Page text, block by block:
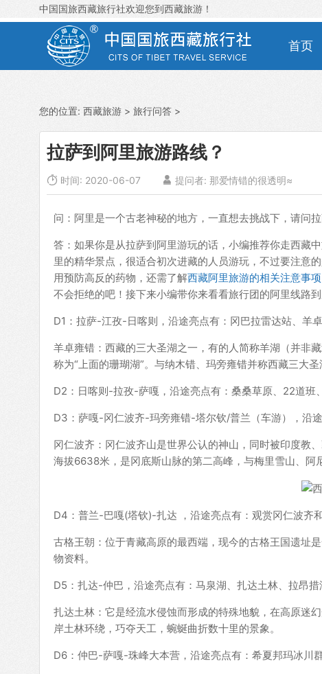
中国国旅西藏旅行社欢迎您到西藏旅游！
首页
您的位置: 西藏旅游 > 旅行问答 >
拉萨到阿里旅游路线？
 时间: 2020-06-07  提问者: 那爱情错的很透明≈
问：阿里是一个古老神秘的地方，一直想去挑战下，请问
答：如果你是从拉萨到阿里游玩的话，小编推荐你走西藏
里的精华景点，很适合初次进藏的人员游玩，不过要注意
用预防高反的药物，还需了解西藏阿里旅游的相关注意事项
不会拒绝的吧！接下来小编带你来看看旅行团的阿里线路
D1：拉萨-江孜-日喀则，沿途亮点有：冈巴拉雷达站、羊卓
羊卓雍错：西藏的三大圣湖之一，有的人简称羊湖（并非
称为“上面的珊瑚湖”。与纳木错、玛旁雍错并称西藏三大
D2：日喀则-拉孜-萨嘎，沿途亮点有：桑桑草原、22道班
D3：萨嘎-冈仁波齐-玛旁雍错-塔尔钦/普兰（车游），沿途
冈仁波齐：冈仁波齐山是世界公认的神山，同时被印度教
海拔6638米，是冈底斯山脉的第二高峰，与梅里雪山、阿
D4：普兰-巴嘎(塔钦)-扎达 ，沿途亮点有：观赏冈仁波齐
古格王朝：位于青藏高原的最西端，现今的古格王国遗址
物资料。
D5：扎达-仲巴，沿途亮点有：马泉湖、扎达土林、拉昂措
扎达土林：它是经流水侵蚀而形成的特殊地貌，在高原迷
岸土林环绕，巧夺天工，蜿蜒曲折数十里的景象。
D6：仲巴-萨嘎-珠峰大本营，沿途亮点有：希夏邦玛冰川